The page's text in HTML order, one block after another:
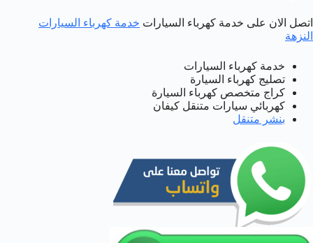
اتصل الان على خدمة كهرباء السيارات خدمة كهرباء السيارات
النزهة
خدمة كهرباء السيارات
تصليج كهرباء السيارة
كراج متخصص كهرباء السيارة
كهربائي سيارات متنقل كيفان
بنشر متنقل